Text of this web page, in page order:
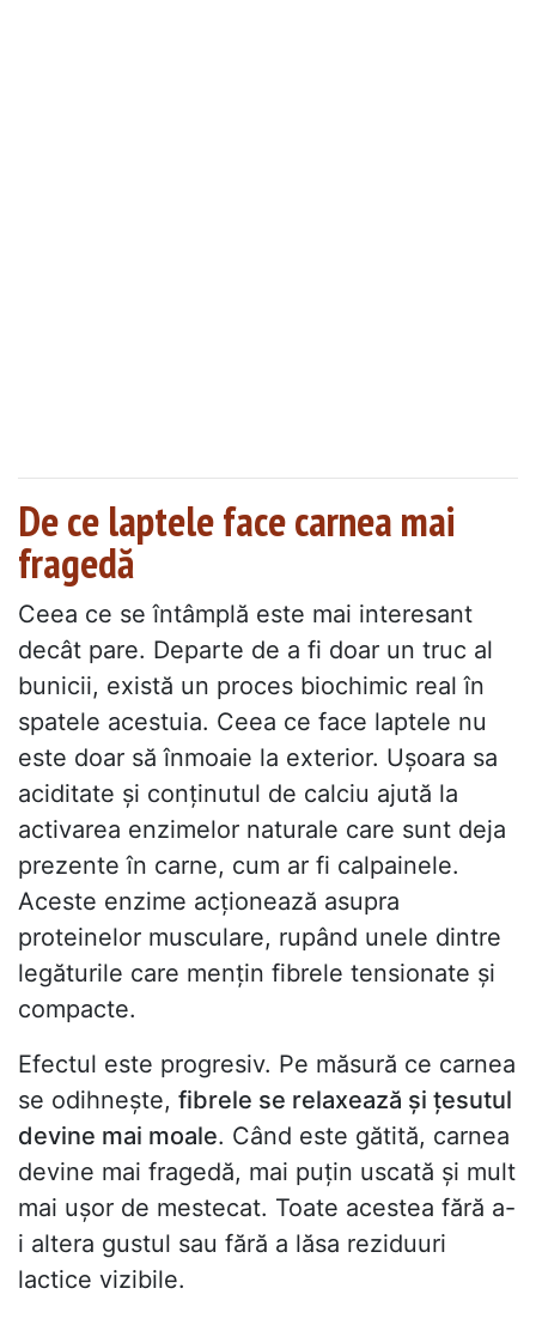
De ce laptele face carnea mai
fragedă
Ceea ce se întâmplă este mai interesant
decât pare. Departe de a fi doar un truc al
bunicii, există un proces biochimic real în
spatele acestuia. Ceea ce face laptele nu
este doar să înmoaie la exterior. Ușoara sa
aciditate și conținutul de calciu ajută la
activarea enzimelor naturale care sunt deja
prezente în carne, cum ar fi calpainele.
Aceste enzime acționează asupra
proteinelor musculare, rupând unele dintre
legăturile care mențin fibrele tensionate și
compacte.
Efectul este progresiv. Pe măsură ce carnea
se odihnește, fibrele se relaxează și țesutul
devine mai moale. Când este gătită, carnea
devine mai fragedă, mai puțin uscată și mult
mai ușor de mestecat. Toate acestea fără a-
i altera gustul sau fără a lăsa reziduuri
lactice vizibile.